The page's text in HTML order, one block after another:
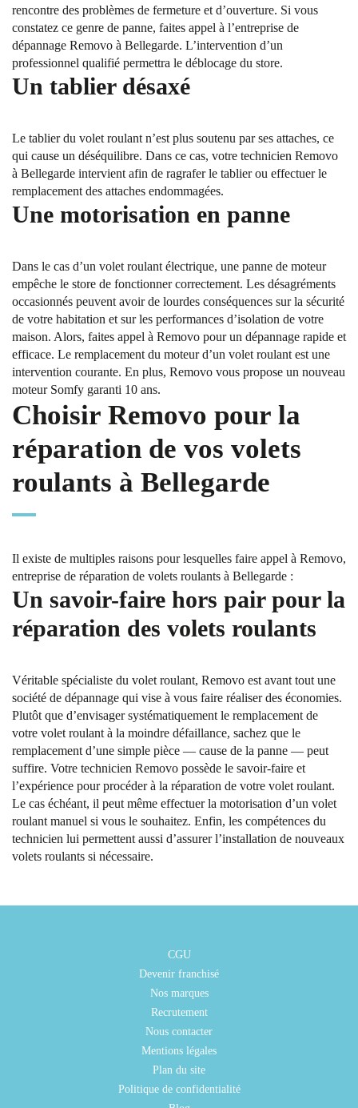
rencontre des problèmes de fermeture et d’ouverture. Si vous
constatez ce genre de panne, faites appel à l’entreprise de
dépannage Removo à Bellegarde. L’intervention d’un
professionnel qualifié permettra le déblocage du store.
Un tablier désaxé
Le tablier du volet roulant n’est plus soutenu par ses attaches, ce
qui cause un déséquilibre. Dans ce cas, votre technicien Removo
à Bellegarde intervient afin de ragrafer le tablier ou effectuer le
remplacement des attaches endommagées.
Une motorisation en panne
Dans le cas d’un volet roulant électrique, une panne de moteur
empêche le store de fonctionner correctement. Les désagréments
occasionnés peuvent avoir de lourdes conséquences sur la sécurité
de votre habitation et sur les performances d’isolation de votre
maison. Alors, faites appel à Removo pour un dépannage rapide et
efficace. Le remplacement du moteur d’un volet roulant est une
intervention courante. En plus, Removo vous propose un nouveau
moteur Somfy garanti 10 ans.
Choisir Removo pour la
réparation de vos volets
roulants à Bellegarde
Il existe de multiples raisons pour lesquelles faire appel à Removo,
entreprise de réparation de volets roulants à Bellegarde :
Un savoir-faire hors pair pour la
réparation des volets roulants
Véritable spécialiste du volet roulant, Removo est avant tout une
société de dépannage qui vise à vous faire réaliser des économies.
Plutôt que d’envisager systématiquement le remplacement de
votre volet roulant à la moindre défaillance, sachez que le
remplacement d’une simple pièce — cause de la panne — peut
suffire. Votre technicien Removo possède le savoir-faire et
l’expérience pour procéder à la réparation de votre volet roulant.
Le cas échéant, il peut même effectuer la motorisation d’un volet
roulant manuel si vous le souhaitez. Enfin, les compétences du
technicien lui permettent aussi d’assurer l’installation de nouveaux
volets roulants si nécessaire.
CGU
Devenir franchisé
Nos marques
Recrutement
Nous contacter
Mentions légales
Plan du site
Politique de confidentialité